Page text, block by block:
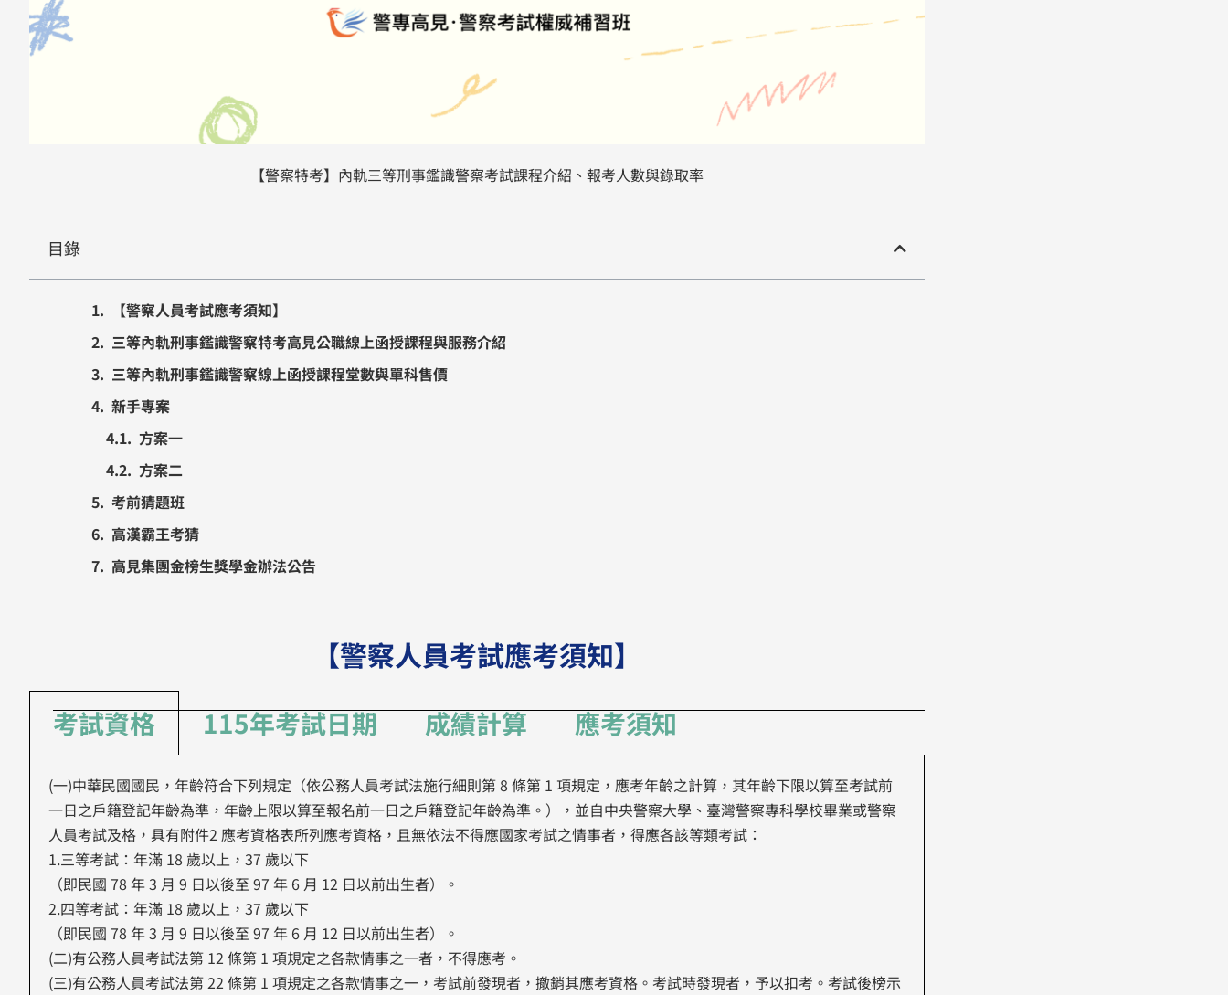
【警察特考】內軌三等刑事鑑識警察考試課程介紹、報考人數與錄取率
目錄
【警察人員考試應考須知】
三等內軌刑事鑑識警察特考高見公職線上函授課程與服務介紹
三等內軌刑事鑑識警察線上函授課程堂數與單科售價
新手專案​
方案一
方案二
考前猜題班
高漢霸王考猜
高見集團金榜生獎學金辦法公告
【警察人員考試應考須知】
考試資格 115年考試日期 成績計算 應考須知
(一)中華民國國民，年齡符合下列規定（依公務人員考試法施行細則第 8 條第 1 項規定，應考年齡之計算，其年齡下限以算至考試前
一日之戶籍登記年齡為準，年齡上限以算至報名前一日之戶籍登記年齡為準。），並自中央警察大學、臺灣警察專科學校畢業或警察
人員考試及格，具有附件2 應考資格表所列應考資格，且無依法不得應國家考試之情事者，得應各該等類考試：
1.三等考試：年滿 18 歲以上，37 歲以下
（即民國 78 年 3 月 9 日以後至 97 年 6 月 12 日以前出生者）。
2.四等考試：年滿 18 歲以上，37 歲以下
（即民國 78 年 3 月 9 日以後至 97 年 6 月 12 日以前出生者）。
(二)有公務人員考試法第 12 條第 1 項規定之各款情事之一者，不得應考。
(三)有公務人員考試法第 22 條第 1 項規定之各款情事之一，考試前發現者，撤銷其應考資格。考試時發現者，予以扣考。考試後榜示